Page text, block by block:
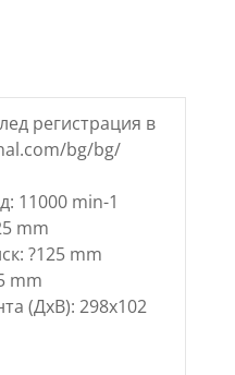
регистрация в
bg/bg/
11000 min-1
mm
?125 mm
mm
(ДхВ): 298х102